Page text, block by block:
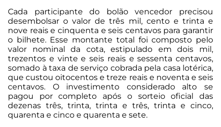
Cada participante do bolão vencedor precisou
desembolsar o valor de três mil, cento e trinta e
nove reais e cinquenta e seis centavos para garantir
o bilhete. Esse montante total foi composto pelo
valor nominal da cota, estipulado em dois mil,
trezentos e vinte e seis reais e sessenta centavos,
somado à taxa de serviço cobrada pela casa lotérica,
que custou oitocentos e treze reais e noventa e seis
centavos. O investimento considerado alto se
pagou por completo após o sorteio oficial das
dezenas três, trinta, trinta e três, trinta e cinco,
quarenta e cinco e quarenta e sete.